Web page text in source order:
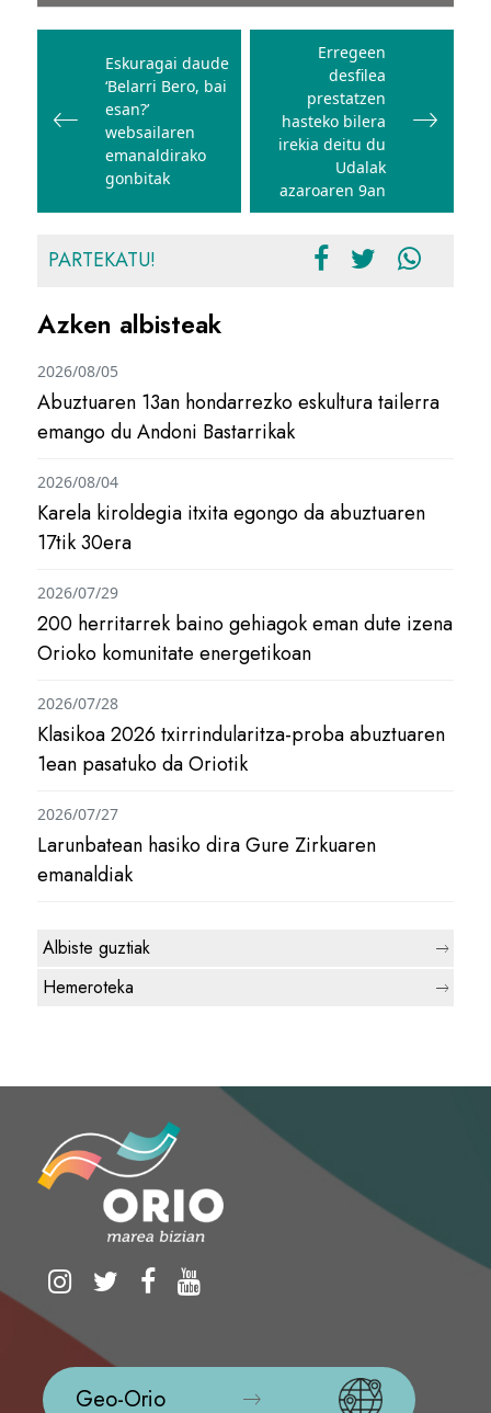
Bidalketetan
zehar
nabigatu
Eskuragai daude
‘Belarri Bero, bai
esan?’
websailaren
emanaldirako
gonbitak
Erregeen
desfilea
prestatzen
hasteko bilera
irekia deitu du
Udalak
azaroaren 9an
PARTEKATU!
Azken albisteak
Abuztuaren 13an hondarrezko eskultura tailerra
emango du Andoni Bastarrikak
2026/08/05
Karela kiroldegia itxita egongo da abuztuaren
17tik 30era
2026/08/04
200 herritarrek baino gehiagok eman dute izena
Orioko komunitate energetikoan
2026/07/29
Klasikoa 2026 txirrindularitza-proba abuztuaren
1ean pasatuko da Oriotik
2026/07/28
Larunbatean hasiko dira Gure Zirkuaren
emanaldiak
2026/07/27
Albiste guztiak
Hemeroteka
Geo-Orio